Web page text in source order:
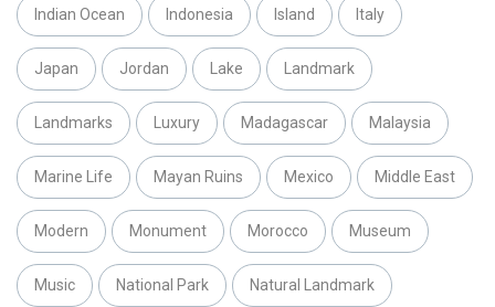
Indian Ocean Indonesia Island Italy
Japan Jordan Lake Landmark
Landmarks Luxury Madagascar Malaysia
Marine Life Mayan Ruins Mexico Middle East
Modern Monument Morocco Museum
Music National Park Natural Landmark